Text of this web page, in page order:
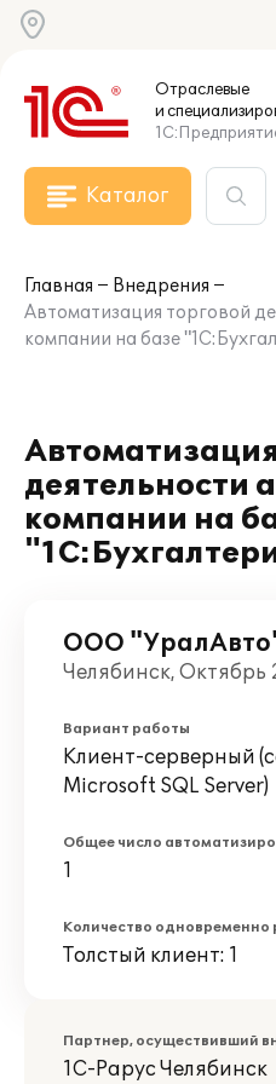
Отраслевые
и
Каталог
Главная
Внедрения
Автоматизация торговой
компании на базе
деятельности
компании на
ООО
Челябинск, Октябрь
Вариант работы
Клиент-серверный
Microsoft SQL Server)
Общее число
1
Количество
Толстый клиент: 1
Партнер, осуществивший
1С-Рарус Челябинск